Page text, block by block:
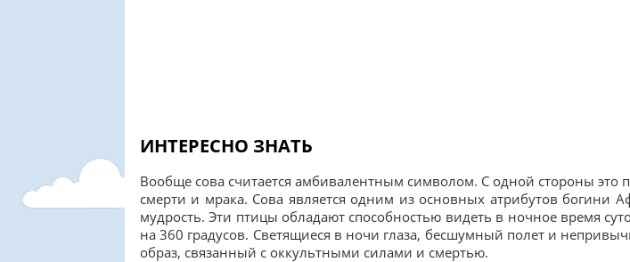
ИНТЕРЕСНО ЗНАТЬ
Вообще сова считается амбивалентным символом. С одной стороны это
смерти и мрака. Сова является одним из основных атрибутов богини
мудрость. Эти птицы обладают способностью видеть в ночное время
на 360 градусов. Светящиеся в ночи глаза, бесшумный полет и
образ, связанный с оккультными силами и смертью.